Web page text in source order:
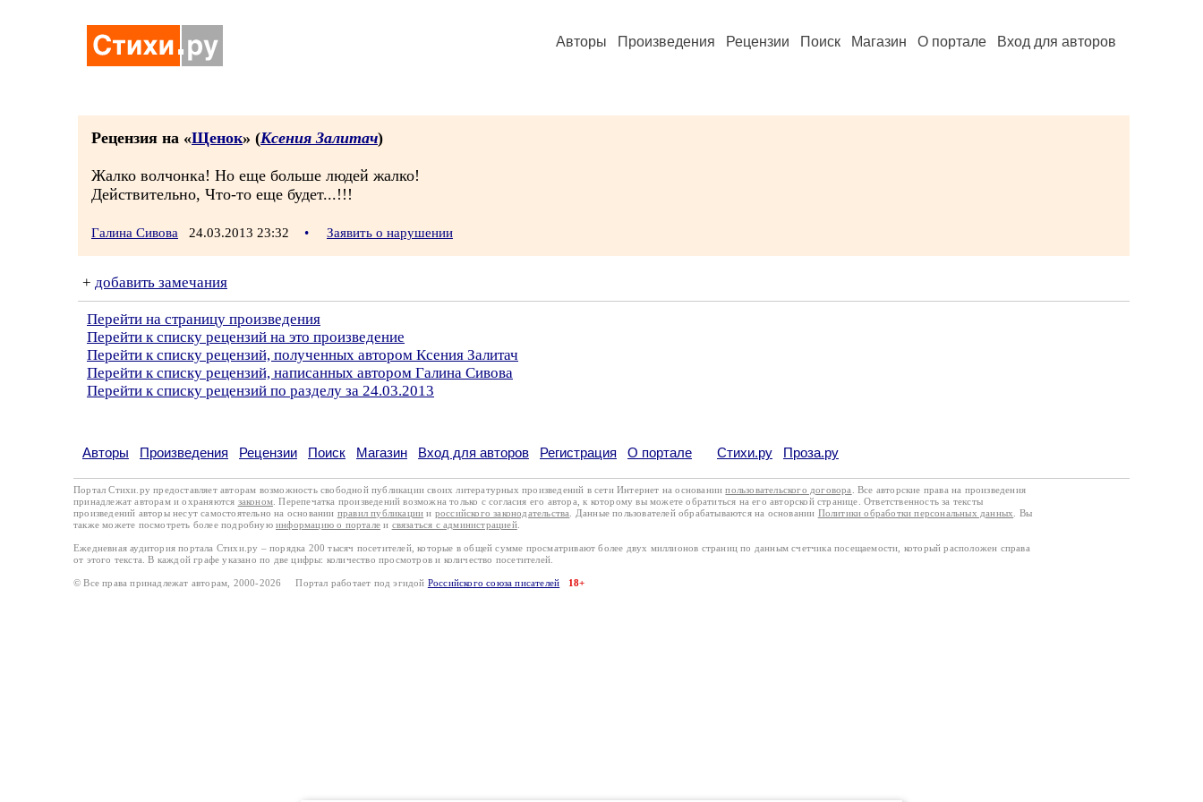
Авторы Произведения Рецензии Поиск Магазин О портале Вход для авторов
Рецензия на «Щенок» (Ксения Залитач)
Жалко волчонка! Но еще больше людей жалко!
Действительно, Что-то еще будет...!!!
Галина Сивова 24.03.2013 23:32 • Заявить о нарушении
+ добавить замечания
Перейти на страницу произведения
Перейти к списку рецензий на это произведение
Перейти к списку рецензий, полученных автором Ксения Залитач
Перейти к списку рецензий, написанных автором Галина Сивова
Перейти к списку рецензий по разделу за 24.03.2013
Авторы Произведения Рецензии Поиск Магазин Вход для авторов Регистрация О портале Стихи.ру Проза.ру
Портал Стихи.ру предоставляет авторам возможность свободной публикации своих литературных произведений в сети Интернет на основаниипользовательского договора
. Все авторские права на произведения
принадлежат авторам и охраняются законом . Перепечатка произведений возможна только с согласия его автора, к которому вы можете обратиться на его авторской странице. Ответственность за тексты
произведений авторы несут самостоятельно на основании правил публикации и российского законодательства . Данные пользователей обрабатываются на основании Политики обработки персональных данных
. Вы
также можете посмотреть более подробную информацию о портале и связаться с администрацией.
Ежедневная аудитория портала Стихи.ру – порядка 200 тысяч посетителей, которые в общей сумме просматривают более двух миллионов страниц по данным счетчика посещаемости, который расположен справа
от этого текста. В каждой графе указано по две цифры: количество просмотров и количество посетителей.
© Все права принадлежат авторам, 2000-2026 Портал работает под эгидой Российского союза писателей 18+